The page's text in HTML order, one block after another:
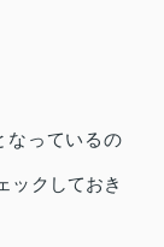
なっているの
ックしておき